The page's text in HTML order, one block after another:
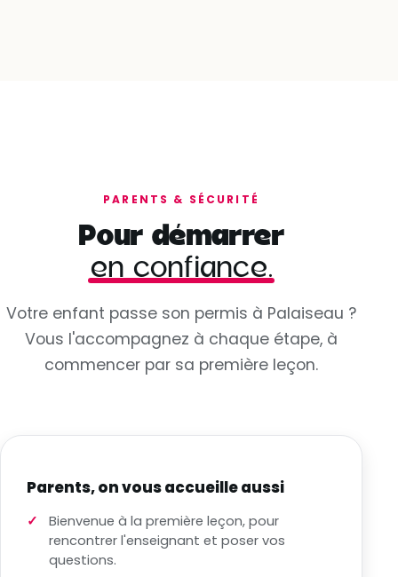
PARENTS & SÉCURITÉ
Pour démarrer
en confiance.
Votre enfant passe son permis à Palaiseau ?
Vous l'accompagnez à chaque étape, à
commencer par sa première leçon.
Parents, on vous accueille aussi
Bienvenue à la première leçon, pour
rencontrer l'enseignant et poser vos
questions.